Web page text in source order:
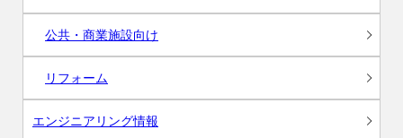
公共・商業施設向け
リフォーム
エンジニアリング情報